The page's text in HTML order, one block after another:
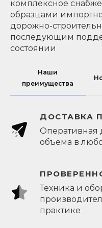
комплексное
образцами
дорожно-
последующим
состоянии
Наши
преимущества
ДОСТАВКА
Оперативная
объема в
Техника и
практике